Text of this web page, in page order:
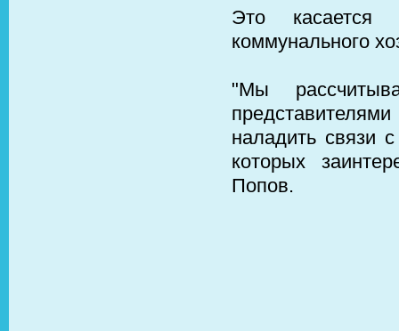
Это касается
коммунального
"Мы
наладить связи
которых
Попов.